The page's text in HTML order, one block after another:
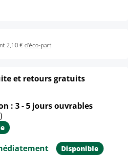
2,10 €d'éco-part
et retours gratuits
: 3 - 5 jours ouvrables
Disponible